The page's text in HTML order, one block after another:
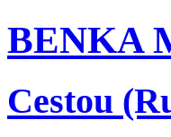
BENKA
Cestou